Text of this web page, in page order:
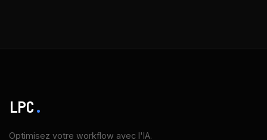
LPC.
Optimisez votre workflow avec l'IA.